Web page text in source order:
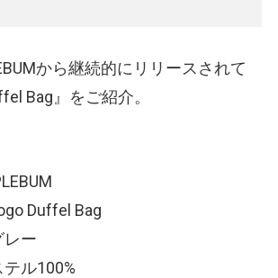
から継続的にリリースされて
Bag』をご紹介。
Duffel Bag
レー
ル100%